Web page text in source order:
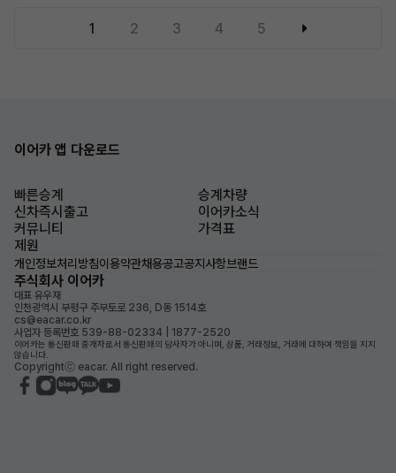
1 2 3 4 5
이어카 앱 다운로드
빠른승계
승계차량
신차즉시출고
이어카소식
커뮤니티
가격표
제원
개인정보처리방침이용약관채용공고공지사항브랜드
주식회사 이어카
대표 유우재
인천광역시 부평구 주부토로 236, D동 1514호
cs@eacar.co.kr
사업자 등록번호 539-88-02334 | 1877-2520
이어카는 통신판매 중개자로서 통신판매의 당사자가 아니며, 상품, 거래정보, 거래에 대하여 책임을 지지
않습니다.
Copyrightⓒ eacar. All right reserved.